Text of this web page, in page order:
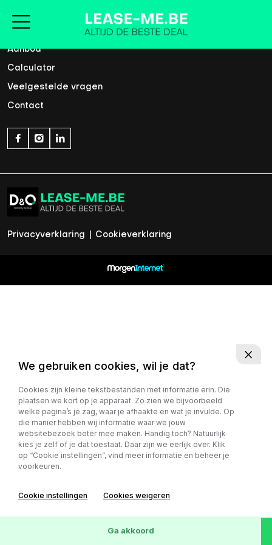
Home
Aanbod
Calculator
Veelgestelde vragen
Contact
Privacyverklaring Cookieverklaring
We gebruiken cookies, wil je dat?
Cookies zijn kleine tekstbestanden met informatie erin. Die
plaatsen we kort op je apparaat. Zo zien we bijvoorbeeld
welke pagina’s je zag, waar je afhaakte en wat je invulde. Op
die manier hebben wij informatie waar we jouw
websitebezoek beter mee maken. Handig toch? Natuurlijk
kies je zelf of je dat toestaat. Daar zijn we eerlijk over. Klik
op “Cookie instellingen”, vind meer informatie en beheer je
voorkeuren.
Cookie instellingen Cookies weigeren
Ga akkoord